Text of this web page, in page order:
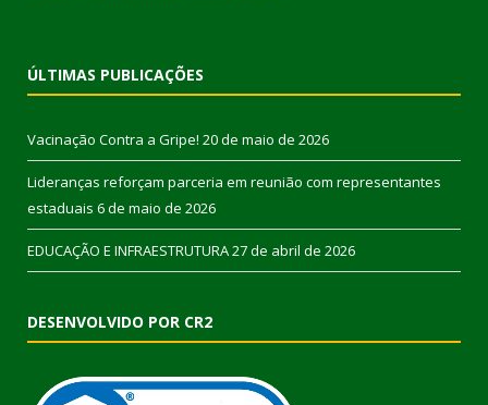
ÚLTIMAS PUBLICAÇÕES
Vacinação Contra a Gripe! 20 de maio de 2026
Lideranças reforçam parceria em reunião com representantes
estaduais 6 de maio de 2026
EDUCAÇÃO E INFRAESTRUTURA27 de abril de 2026
DESENVOLVIDO POR CR2